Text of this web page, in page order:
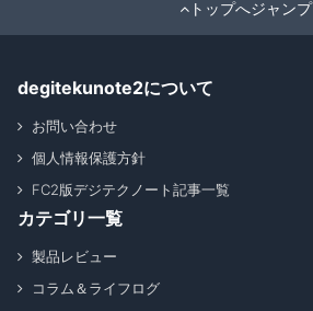
トップへジャンプ
degitekunote2について
お問い合わせ
個人情報保護方針
FC2版デジテクノート記事一覧
カテゴリ一覧
製品レビュー
コラム＆ライフログ